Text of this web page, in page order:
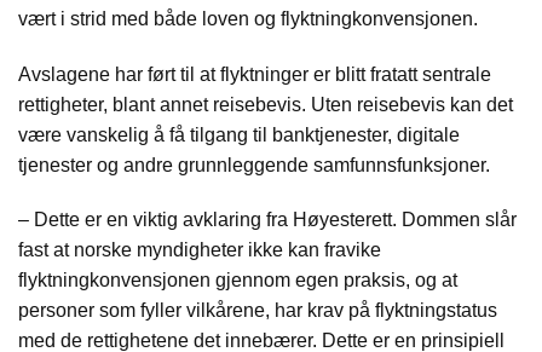
vært i strid med både loven og flyktningkonvensjonen.
Avslagene har ført til at flyktninger er blitt fratatt sentrale
rettigheter, blant annet reisebevis. Uten reisebevis kan det
være vanskelig å få tilgang til banktjenester, digitale
tjenester og andre grunnleggende samfunnsfunksjoner.
– Dette er en viktig avklaring fra Høyesterett. Dommen slår
fast at norske myndigheter ikke kan fravike
flyktningkonvensjonen gjennom egen praksis, og at
personer som fyller vilkårene, har krav på flyktningstatus
med de rettighetene det innebærer. Dette er en prinsipiell